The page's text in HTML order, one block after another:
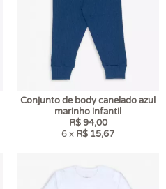
Conjunto de body canelado azul
marinho infantil
R$ 94,00
6 x R$ 15,67